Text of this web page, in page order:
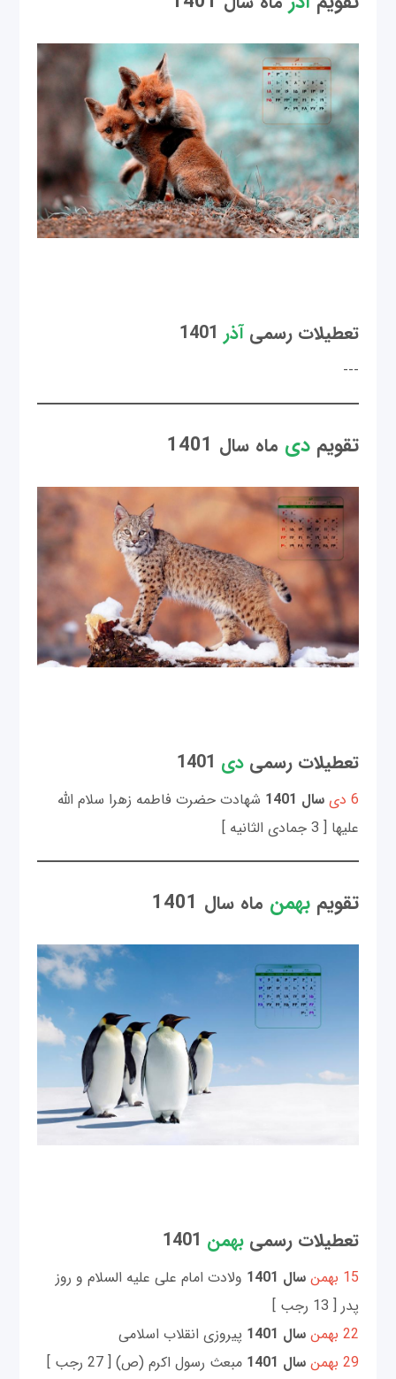
تعطیلات رسمیآذر
---
تقویمدی ماه سال
تعطیلات رسمی دی
6 دی سال 1401
شهادت حضرت فاطمه زهرا سلام الله
علیها [ 3 جمادی الثانيه ]
تقویمبهمن ماه سال
تعطیلات رسمیبهمن
15 بهمن سال 1401
ولادت امام علی علیه السلام و روز
پدر [ 13 رجب ]
22 بهمن
سال 1401
پیروزی انقلاب اسلامی
29 بهمن
سال 1401 مبعث رسول اکرم (ص) [ 27 رجب ]